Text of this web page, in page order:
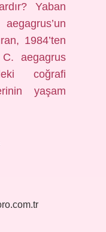
Yaban
1984’ten
aegagrus
coğrafi
yaşam